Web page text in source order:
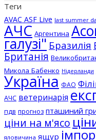
Теги
AVAC ASF Live last summer
АЧС Аргентина
галузі" Бразилія
Британія
Микола Бабенко Нідерланди
Україна ФАО
АЧС ветеринарія
пдв прогноз пташиний
ціни на м'ясо
яловичина ящур